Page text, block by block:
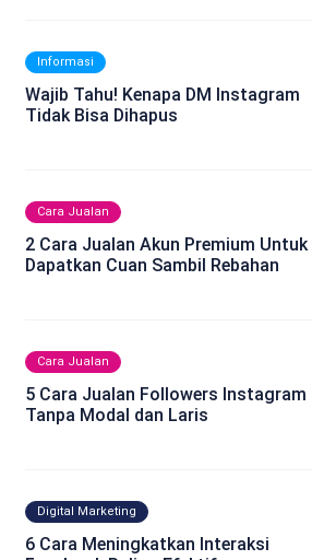
Informasi
Wajib Tahu! Kenapa DM Instagram
Tidak Bisa Dihapus
Cara Jualan
2 Cara Jualan Akun Premium Untuk
Dapatkan Cuan Sambil Rebahan
Cara Jualan
5 Cara Jualan Followers Instagram
Tanpa Modal dan Laris
Digital Marketing
6 Cara Meningkatkan Interaksi